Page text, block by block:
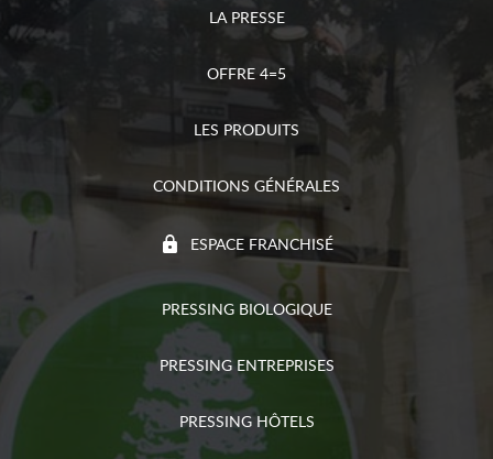
LA PRESSE
OFFRE 4=5
LES PRODUITS
CONDITIONS GÉNÉRALES
ESPACE FRANCHISÉ
PRESSING BIOLOGIQUE
PRESSING ENTREPRISES
PRESSING HÔTELS